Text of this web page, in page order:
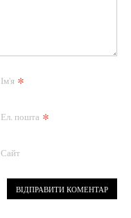
Ім'я *
Ел. пошта *
Сайт